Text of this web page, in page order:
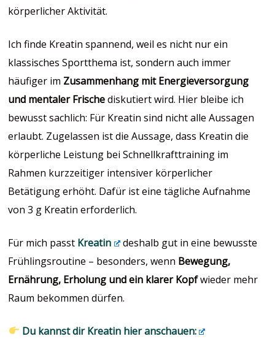
körperlicher Aktivität.
Ich finde Kreatin spannend, weil es nicht nur ein
klassisches Sportthema ist, sondern auch immer
häufiger im Zusammenhang mit Energieversorgung
und mentaler Frischediskutiert wird. Hier bleibe ich
bewusst sachlich: Für Kreatin sind nicht alle Aussagen
erlaubt. Zugelassen ist die Aussage, dass Kreatin die
körperliche Leistung bei Schnellkrafttraining im
Rahmen kurzzeitiger intensiver körperlicher
Betätigung erhöht. Dafür ist eine tägliche Aufnahme
von 3 g Kreatin erforderlich.
Für mich passt Kreatin
deshalb gut in eine bewusste
Frühlingsroutine – besonders, wenn Bewegung,
Ernährung, Erholung und ein klarer Kopfwieder mehr
Raum bekommen dürfen.
Du kannst dir Kreatin hier anschauen: